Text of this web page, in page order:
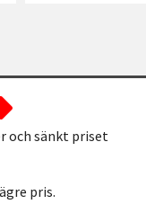
och sänkt priset
pris.